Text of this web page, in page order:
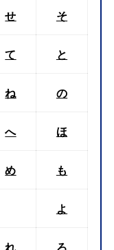
せ そ
て と
ね の
へ ほ
め も
よ
れ ろ